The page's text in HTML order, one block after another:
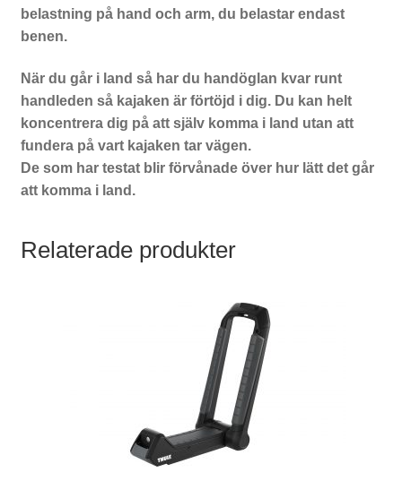
belastning på hand och arm, du belastar endast
benen.
När du går i land så har du handöglan kvar runt
handleden så kajaken är förtöjd i dig. Du kan helt
koncentrera dig på att själv komma i land utan att
fundera på vart kajaken tar vägen.
De som har testat blir förvånade över hur lätt det går
att komma i land.
Relaterade produkter